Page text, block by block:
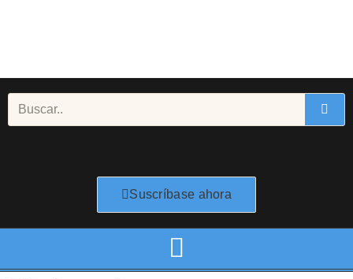
Buscar
Suscríbase ahora